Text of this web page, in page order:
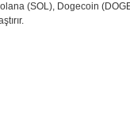
(SOL), Dogecoin